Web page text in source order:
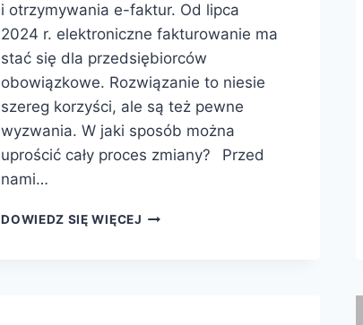
i otrzymywania e-faktur. Od lipca
2024 r. elektroniczne fakturowanie ma
stać się dla przedsiębiorców
obowiązkowe. Rozwiązanie to niesie
szereg korzyści, ale są też pewne
wyzwania. W jaki sposób można
uprościć cały proces zmiany? Przed
nami…
DOWIEDZ SIĘ WIĘCEJ